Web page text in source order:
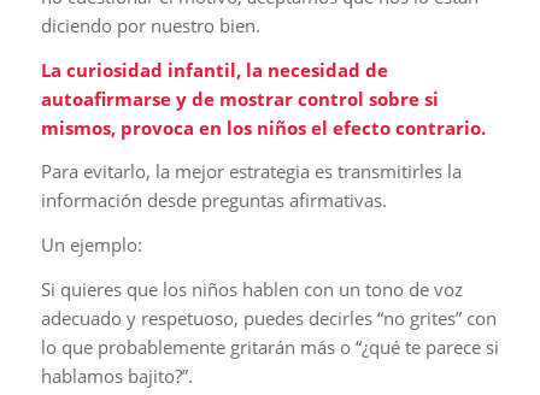
diciendo por nuestro bien.
La curiosidad infantil, la necesidad de
autoafirmarse y de mostrar control sobre si
mismos, provoca en los niños el efecto contrario.
Para evitarlo, la mejor estrategia es transmitirles la
información desde preguntas afirmativas.
Un ejemplo:
Si quieres que los niños hablen con un tono de voz
adecuado y respetuoso, puedes decirles “no grites” con
lo que probablemente gritarán más o “¿qué te parece si
hablamos bajito?”.